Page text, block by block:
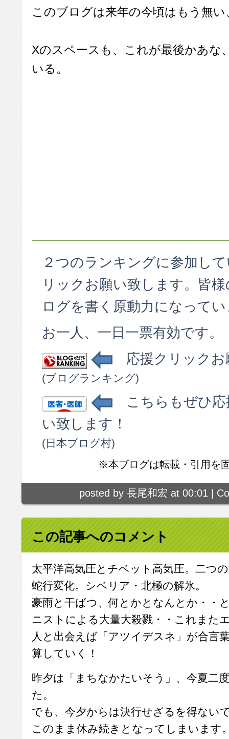
このブログは来年の今頃はもう無い
Xのスペースも、これが最後かあな
いる。
２つのランキングに参加し
リックお願い致します。皆
ログを書く原動力になって
お一人、一日一票有効です。
応援クリックお
(ブログランキング)
こちらもぜひ応
い致します！
(日本ブログ村)
※本ブログは転載・引用を
posted by 長尾和宏 at 00:01 |
この記事へのコメント
太平洋高気圧とチベット高気圧。二つ
蛇行変化。シベリア・北極の解氷。
豪雨と干ばつ、何とかとなんとか・
ニストによる大量大殺戮・・これまた
人と出会えば「アツイデスネ」が合言
算していく！
昨夕は「まちなかたいそう」、今夏二
た。
でも、今夕からは決行せざるを得ない
このまま休み続きとなってしまいます